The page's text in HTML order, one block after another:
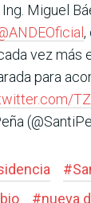
Miguel
,
vez más
para
#
#nueva